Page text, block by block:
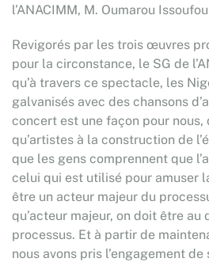
l’ANACIMM, M. Oumarou
Revigorés par les trois œuvres
pour la circonstance, le SG de
qu’à travers ce spectacle, les
galvanisés avec des chansons
concert est une façon pour
qu’artistes à la construction de
que les gens comprennent que
celui qui est utilisé pour amuser
être un acteur majeur du
qu’acteur majeur, on doit être
processus. Et à partir de
nous avons pris l’engagement